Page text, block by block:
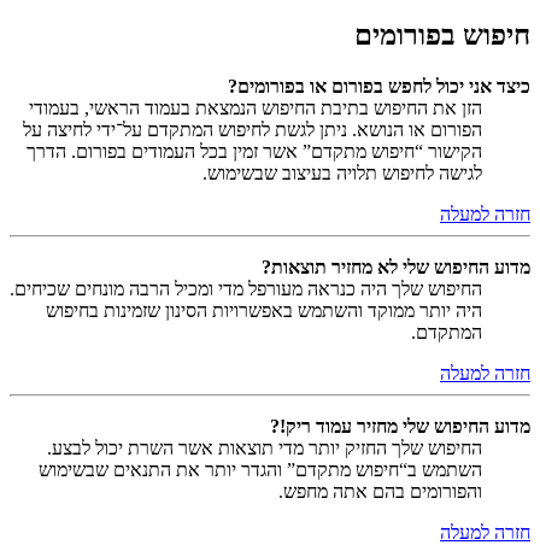
חיפוש בפורומים
כיצד אני יכול לחפש בפורום או בפורומים?
הזן את החיפוש בתיבת החיפוש הנמצאת בעמוד הראשי, בעמודי
הפורום או הנושא. ניתן לגשת לחיפוש המתקדם על־ידי לחיצה על
הקישור “חיפוש מתקדם” אשר זמין בכל העמודים בפורום. הדרך
לגישה לחיפוש תלויה בעיצוב שבשימוש.
חזרה למעלה
מדוע החיפוש שלי לא מחזיר תוצאות?
החיפוש שלך היה כנראה מעורפל מדי ומכיל הרבה מונחים שכיחים.
היה יותר ממוקד והשתמש באפשרויות הסינון שזמינות בחיפוש
המתקדם.
חזרה למעלה
מדוע החיפוש שלי מחזיר עמוד ריק!?
החיפוש שלך החזיק יותר מדי תוצאות אשר השרת יכול לבצע.
השתמש ב“חיפוש מתקדם” והגדר יותר את התנאים שבשימוש
והפורומים בהם אתה מחפש.
חזרה למעלה